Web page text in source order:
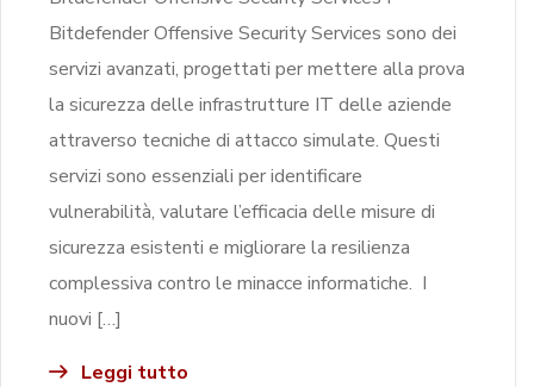
Bitdefender Offensive Security Services sono dei
servizi avanzati, progettati per mettere alla prova
la sicurezza delle infrastrutture IT delle aziende
attraverso tecniche di attacco simulate. Questi
servizi sono essenziali per identificare
vulnerabilità, valutare l’efficacia delle misure di
sicurezza esistenti e migliorare la resilienza
complessiva contro le minacce informatiche. I
nuovi […]
Leggi tutto